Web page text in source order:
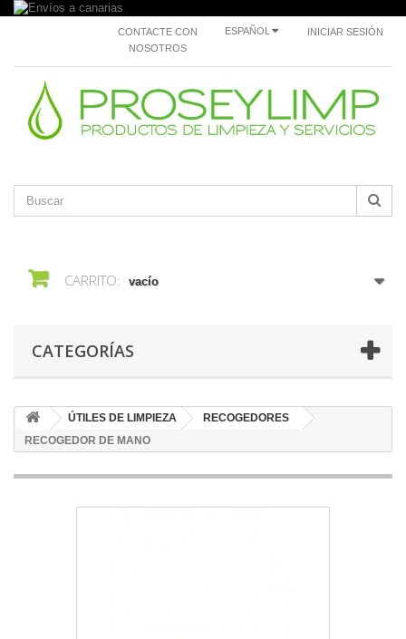
INICIAR SESIÓN
ESPAÑOL
CONTACTE CON
NOSOTROS
CARRITO: vacío
CATEGORÍAS
ÚTILES DE LIMPIEZA
RECOGEDORES
RECOGEDOR DE MANO